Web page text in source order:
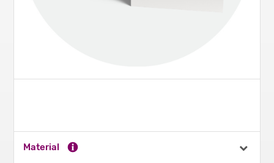
Material